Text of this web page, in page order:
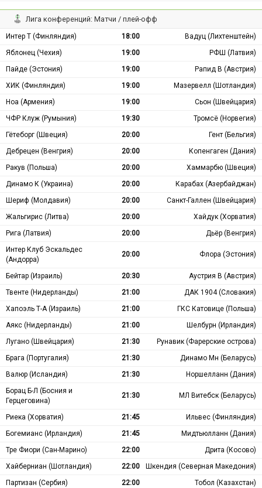
Лига конференций: Матчи / плей-офф
Интер Т (Финляндия) 18:00
Вадуц (Лихтенштейн)
Яблонец (Чехия)
19:00
РФШ (Латвия)
Пайде (Эстония)
19:00
Рапид В (Австрия)
ХИК (Финляндия)
19:00
Мазервелл (Шотландия)
Ноа (Армения)
19:00
Сьон (Швейцария)
ЧФР Клуж (Румыния)
19:30
Тромсё (Норвегия)
Гётеборг (Швеция)
20:00
Гент (Бельгия)
Дебрецен (Венгрия)
20:00
Копенгаген (Дания)
Ракув (Польша)
20:00
Хаммарбю (Швеция)
Динамо К (Украина)
20:00
Карабах (Азербайджан)
Шериф (Молдавия)
20:00
Санкт-Галлен (Швейцария)
Жальгирис (Литва)
20:00
Хайдук (Хорватия)
Рига (Латвия)
20:00
Дьёр (Венгрия)
Интер Клуб Эскальдес
(Андорра)
20:00 Флора (Эстония)
Бейтар (Израиль) 20:30
Аустрия В (Австрия)
Твенте (Нидерланды)
21:00
ДАК 1904 (Словакия)
Хапоэль Т-А (Израиль)
21:00
ГКС Катовице (Польша)
Аякс (Нидерланды)
21:00
Шелбурн (Ирландия)
Лугано (Швейцария)
21:30
Рунавик (Фарерские острова)
Брага (Португалия)
21:30
Динамо Мн (Беларусь)
Валюр (Исландия)
21:30
Норшелланн (Дания)
Борац Б-Л (Босния и
Герцеговина)
21:30 МЛ Витебск (Беларусь)
Риека (Хорватия) 21:45
Ильвес (Финляндия)
Богемианс (Ирландия)
21:45
Мидтьюлланн (Дания)
Тре Фиори (Сан-Марино)
22:00
Дрита (Косово)
Хайберниан (Шотландия)
22:00
Шкендия (Северная Македония)
Партизан (Сербия)
22:00 Тобол (Казахстан)